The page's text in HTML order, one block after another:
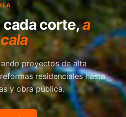
cada corte,a
proyectos de alta
residenciales hasta
y obra pública.